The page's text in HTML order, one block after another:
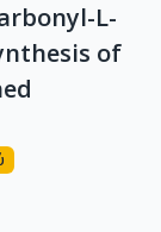
L-
of